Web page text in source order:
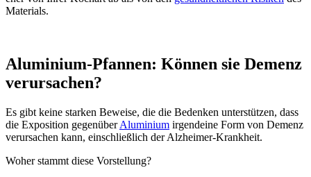
Materials.
Aluminium-Pfannen: Können sie Demenz
verursachen?
Es gibt keine starken Beweise, die die Bedenken unterstützen, dass
die Exposition gegenüberAluminium irgendeine Form von Demenz
verursachen kann, einschließlich der Alzheimer-Krankheit.
Woher stammt diese Vorstellung?